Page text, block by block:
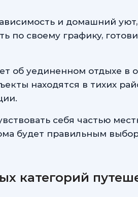
и домашний
по своему графику,
об уединенном отдыхе
находятся в тихих
себя частью
будет правильным
категорий